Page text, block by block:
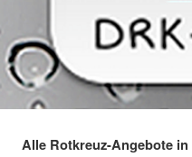
Alle Rotkreuz-Angebote